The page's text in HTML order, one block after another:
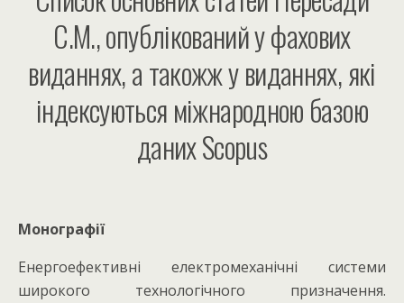
С.М., опублікований у фахових
виданнях, а такожж у виданнях, які
індексуються міжнародною базою
даних Scopus
Монографії
Енергоефективні електромеханічні системи
широкого технологічного призначення.